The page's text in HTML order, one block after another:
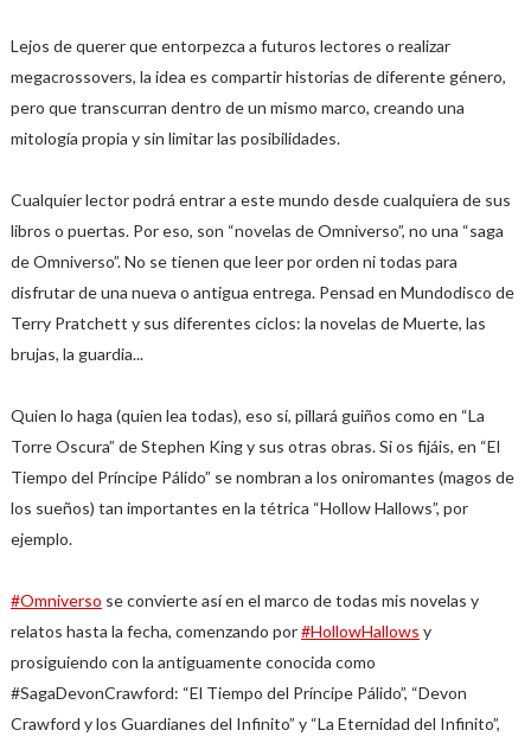
Lejos de querer que entorpezca a futuros lectores o realizar
megacrossovers, la idea es compartir historias de diferente género,
pero que transcurran dentro de un mismo marco, creando una
mitología propia y sin limitar las posibilidades.
Cualquier lector podrá entrar a este mundo desde cualquiera de sus
libros o puertas. Por eso, son “novelas de Omniverso”, no una “saga
de Omniverso”. No se tienen que leer por orden ni todas para
disfrutar de una nueva o antigua entrega. Pensad en Mundodisco de
Terry Pratchett y sus diferentes ciclos: la novelas de Muerte, las
brujas, la guardia...
Quien lo haga (quien lea todas), eso sí, pillará guiños como en “La
Torre Oscura” de Stephen King y sus otras obras. Si os fijáis, en “El
Tiempo del Príncipe Pálido” se nombran a los oniromantes (magos de
los sueños) tan importantes en la tétrica “Hollow Hallows”, por
ejemplo.
#Omniverso se convierte así en el marco de todas mis novelas y
relatos hasta la fecha, comenzando por#HollowHallows y
prosiguiendo con la antiguamente conocida como
#SagaDevonCrawford: “El Tiempo del Príncipe Pálido”, “Devon
Crawford y los Guardianes del Infinito” y “La Eternidad del Infinito”,